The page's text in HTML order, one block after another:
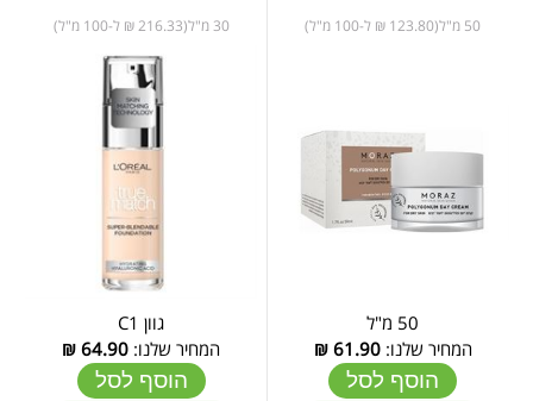
50 מ"ל(123.80 ₪ ל-100 מ"ל)
50 מ"ל
המחיר שלנו:61.90
₪
הוסף לסל
30 מ"ל(216.33 ₪ ל-100 מ"ל)
גוון C1
המחיר שלנו: 64.90
₪
הוסף לסל